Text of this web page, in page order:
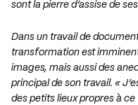
sont la pierre d’assise de
Dans un travail de
transformation est
images, mais aussi des
principal de son travail. «
des petits lieux propres à